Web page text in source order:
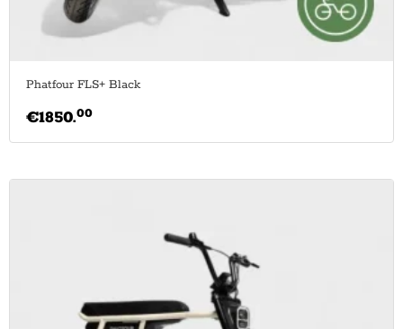
Phatfour FLS+ Black
€1850.00